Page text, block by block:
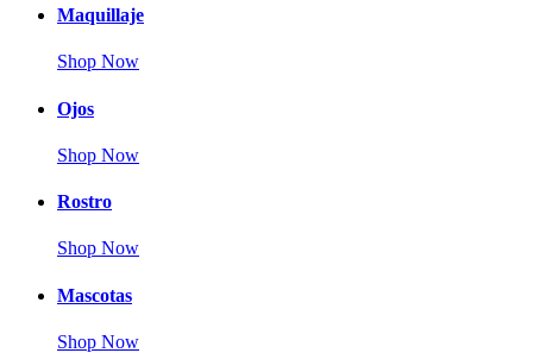
Maquillaje
Shop Now
Ojos
Shop Now
Rostro
Shop Now
Mascotas
Shop Now